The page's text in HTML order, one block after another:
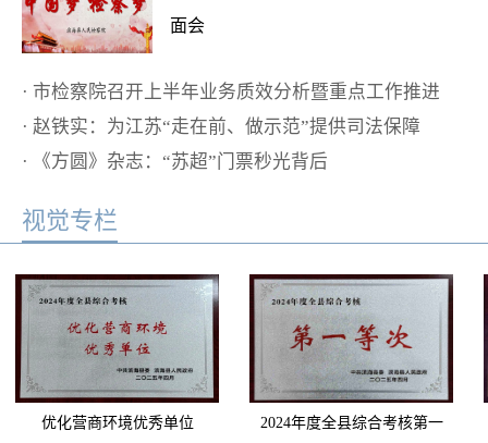
面会
· 市检察院召开上半年业务质效分析暨重点工作推进
会
· 赵铁实：为江苏“走在前、做示范”提供司法保障
·
《方圆》杂志：“苏超”门票秒光背后
视觉专栏
优化营商环境优秀单位 2024年度全县综合考核第一